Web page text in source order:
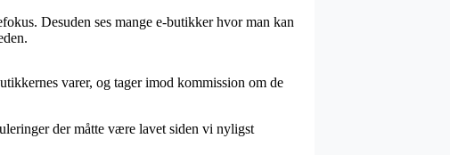
Desuden ses mange e-butikker hvor man kan
varer, og tager imod kommission om de
der måtte være lavet siden vi nyligst